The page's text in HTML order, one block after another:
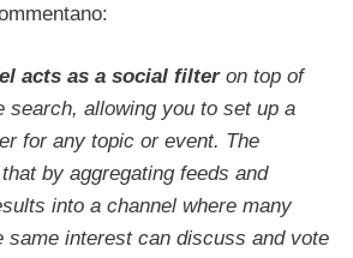
acts as a social filteron top of
search, allowing you to set up a
for any topic or event. The
by aggregating feeds and
into a channel where many
same interest can discuss and vote